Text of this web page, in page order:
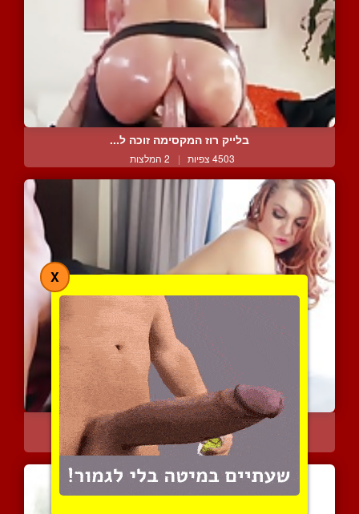
בלייק רוז המקסימה זוכה ל...
4503 צפיות | 2 המלצות
שמנה קינקית בזיון הדדי ע...
4701 צפיות | 4 המלצות
X